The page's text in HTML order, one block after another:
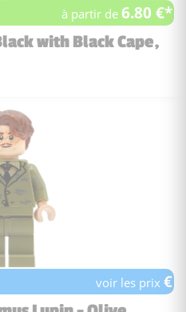
à partir de6.80 €*
with Black Cape,
voir les prix€